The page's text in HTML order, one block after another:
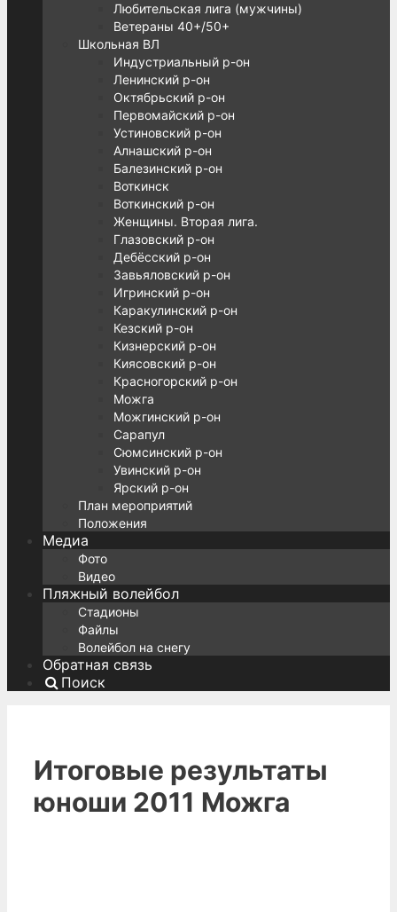
Любительская лига (мужчины)
Ветераны 40+/50+
Школьная ВЛ
Индустриальный р-он
Ленинский р-он
Октябрьский р-он
Первомайский р-он
Устиновский р-он
Алнашский р-он
Балезинский р-он
Воткинск
Воткинский р-он
Женщины. Вторая лига.
Глазовский р-он
Дебёсский р-он
Завьяловский р-он
Игринский р-он
Каракулинский р-он
Кезский р-он
Кизнерский р-он
Киясовский р-он
Красногорский р-он
Можга
Можгинский р-он
Сарапул
Сюмсинский р-он
Увинский р-он
Ярский р-он
План мероприятий
Положения
Медиа
Фото
Видео
Пляжный волейбол
Стадионы
Файлы
Волейбол на снегу
Обратная связь
Поиск
Итоговые результаты
юноши 2011 Можга